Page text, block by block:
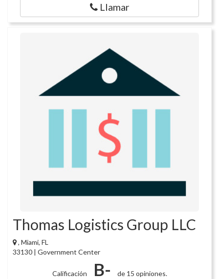
Llamar
Thomas Logistics Group LLC
, Miami, FL
33130 | Government Center
Calificación B- de 15 opiniones.